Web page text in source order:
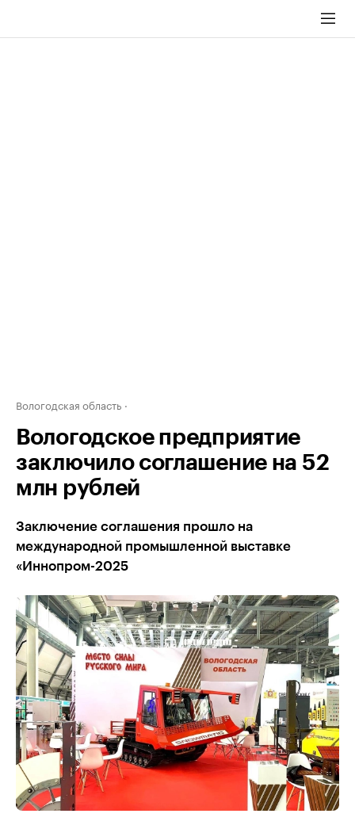
Вологодская область
Вологодское предприятие
заключило соглашение на 52
млн рублей
Заключение соглашения прошло на
международной промышленной выставке
«Иннопром-2025